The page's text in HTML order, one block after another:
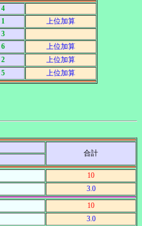
4
1
上位加算
3
6
上位加算
2
上位加算
5 上位加算
合計
10
3.0
10
3.0